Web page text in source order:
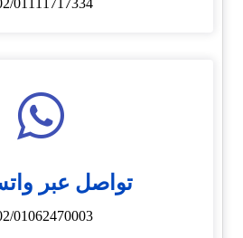
تواصل عبر
01062470003